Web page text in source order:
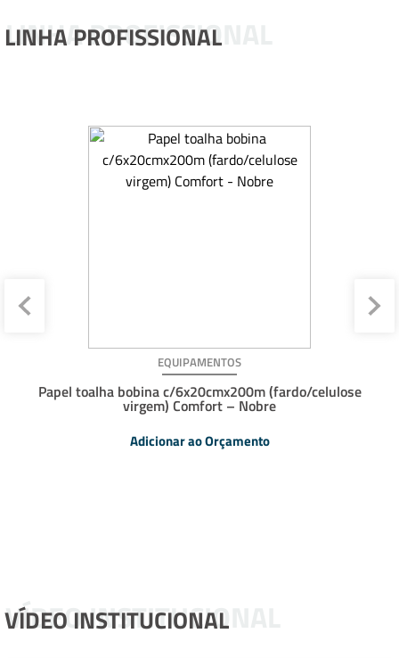
LINHA PROFISSIONAL
LINHA PROFISSIONAL
EQUIPAMENTOS
Papel toalha bobina c/6x20cmx200m (fardo/celulose
virgem) Comfort – Nobre
Adicionar ao Orçamento
VÍDEO INSTITUCIONAL
VÍDEO INSTITUCIONAL